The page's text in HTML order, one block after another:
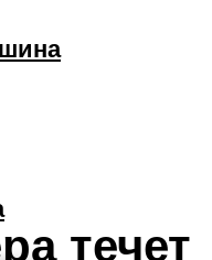
течет